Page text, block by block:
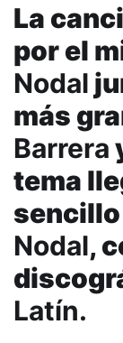
La
por el
Nodal
más
Barrera
tema
Nodal,
Latín.